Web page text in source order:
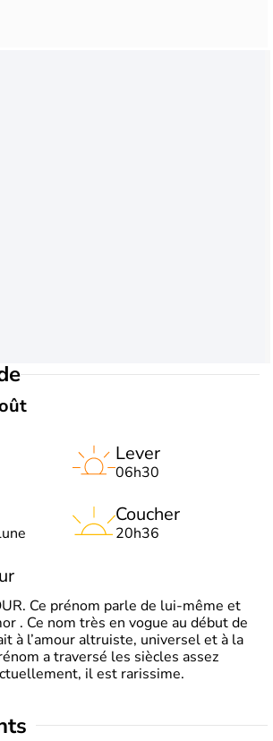
Lever
06h30
Coucher
20h36
Ce prénom parle de lui-même et
. Ce nom très en vogue au début de
à l’amour altruiste, universel et à la
a traversé les siècles assez
il est rarissime.